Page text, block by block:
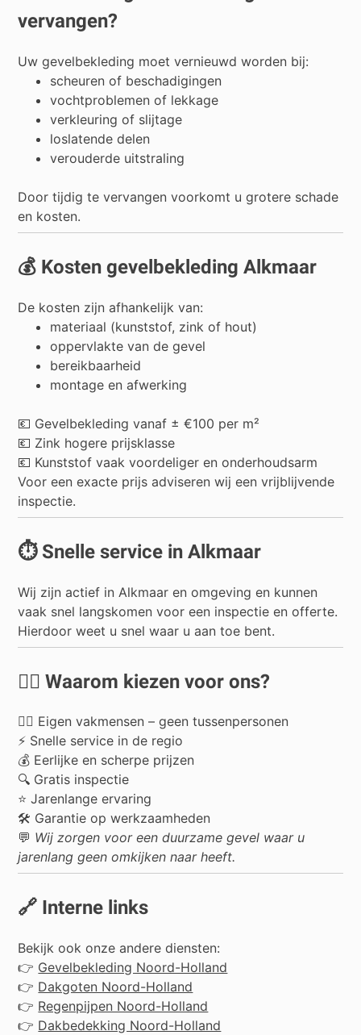
vervangen?
Uw gevelbekleding moet vernieuwd worden bij:
scheuren of beschadigingen
vochtproblemen of lekkage
verkleuring of slijtage
loslatende delen
verouderde uitstraling
Door tijdig te vervangen voorkomt u grotere schade
en kosten.
💰 Kosten gevelbekleding Alkmaar
De kosten zijn afhankelijk van:
materiaal (kunststof, zink of hout)
oppervlakte van de gevel
bereikbaarheid
montage en afwerking
💶 Gevelbekleding vanaf ± €100 per m²
💶 Zink hogere prijsklasse
💶 Kunststof vaak voordeliger en onderhoudsarm
Voor een exacte prijs adviseren wij een vrijblijvende
inspectie.
⏱️ Snelle service in Alkmaar
Wij zijn actief in Alkmaar en omgeving en kunnen
vaak snel langskomen voor een inspectie en offerte.
Hierdoor weet u snel waar u aan toe bent.
👷‍♂️ Waarom kiezen voor ons?
👷‍♂️ Eigen vakmensen – geen tussenpersonen
⚡ Snelle service in de regio
💰 Eerlijke en scherpe prijzen
🔍 Gratis inspectie
⭐ Jarenlange ervaring
🛠️ Garantie op werkzaamheden
💬 Wij zorgen voor een duurzame gevel waar u
jarenlang geen omkijken naar heeft.
🔗 Interne links
Bekijk ook onze andere diensten:
👉 Gevelbekleding Noord-Holland
👉 Dakgoten Noord-Holland
👉 Regenpijpen Noord-Holland
👉 Dakbedekking Noord-Holland